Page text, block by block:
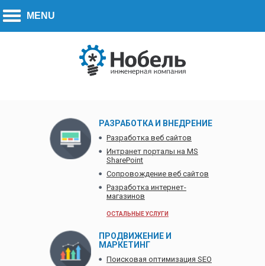
РАЗРАБОТКА И ВНЕДРЕНИЕ
Разработка веб сайтов
Интранет порталы на MS
SharePoint
Сопровождение веб сайтов
Разработка интернет-
магазинов
ОСТАЛЬНЫЕ УСЛУГИ
ПРОДВИЖЕНИЕ И
МАРКЕТИНГ
Поисковая оптимизация SEO